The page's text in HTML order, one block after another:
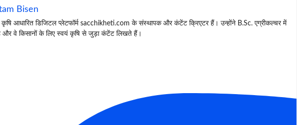
Bisen
कृषि आधारित डिजिटल प्लेटफॉर्म sacchikheti.com के संस्थापक और कंटेंट क्रिएटर हैं। उन्होंने B.Sc. एग्रीकल्चर में
और वे किसानों के लिए स्वयं कृषि से जुड़ा कंटेंट लिखते हैं।